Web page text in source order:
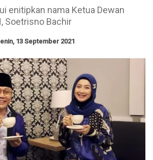
enitipkan nama Ketua Dewan
Soetrisno Bachir
13 September 2021